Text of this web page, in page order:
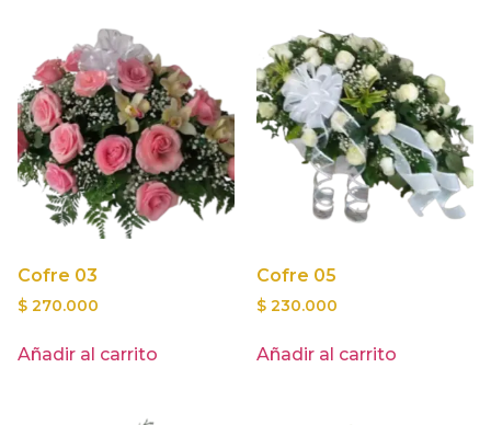
Cofre 03
$ 270.000
Añadir al carrito
Cofre 05
$ 230.000
Añadir al carrito